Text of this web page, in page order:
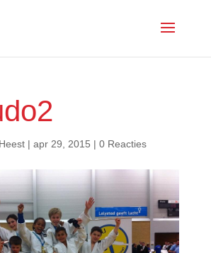
| apr 29, 2015 | 0 Reacties